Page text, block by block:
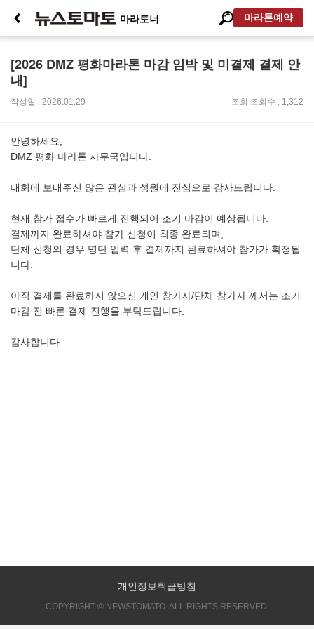
마라토너 마라톤예약
[2026 DMZ 평화마라톤 마감 임박 및 미결제 결제 안
내]
작성일 : 2026.01.29 조회 조회수 : 1,312
안녕하세요,
DMZ 평화 마라톤 사무국입니다.
대회에 보내주신 많은 관심과 성원에 진심으로 감사드립니다.
현재 참가 접수가 빠르게 진행되어 조기 마감이 예상됩니다.
결제까지 완료하셔야 참가 신청이 최종 완료되며,
단체 신청의 경우 명단 입력 후 결제까지 완료하셔야 참가가 확정됩
니다.
아직 결제를 완료하지 않으신 개인 참가자/단체 참가자 께서는 조기
마감 전 빠른 결제 진행을 부탁드립니다.
감사합니다.
개인정보취급방침
COPYRIGHT © NEWSTOMATO. ALL RIGHTS RESERVED.